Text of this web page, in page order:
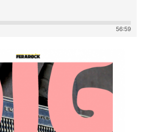
56:59